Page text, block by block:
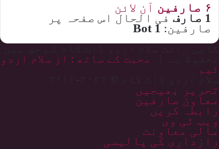
۶ صارفین آن لائن
1 صارف فی الحال اس صفحہ پر
صارفین: 1 Bot
محبت کے ساتھ : از سلام اردو
ٹیم
سلام اردو ڈاٹ کام © ۲۰۲۶-۲۰۱۲
تحریر بھیجیں
معاون صارفین
رابطہ کریں
ویب ٹی وی
مالی معاونت
رازداری کی پالیسی